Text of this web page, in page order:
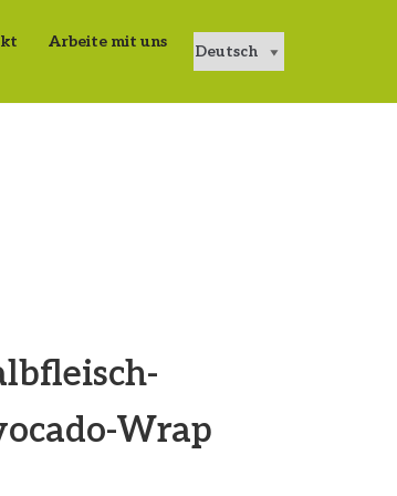
Arbeite mit uns
Wrap